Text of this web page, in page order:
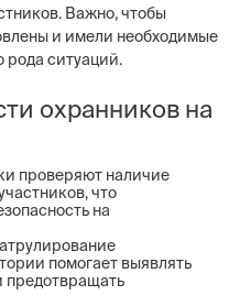
Важно, чтобы
и имели необходимые
рода ситуаций.
охранников на
проверяют наличие
что
на
помогает выявлять
предотвращать